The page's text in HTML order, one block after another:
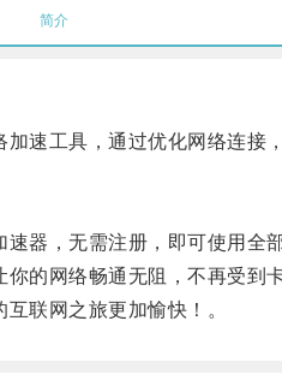
简介
工具，通过优化网络连接
，无需注册，即可使用全部
网络畅通无阻，不再受到卡
联网之旅更加愉快！。